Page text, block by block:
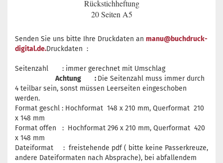
Rückstichheftung
20 Seiten A5
Senden Sie uns bitte Ihre Druckdaten an manu@buchdruck-
digital.de.Druckdaten :
Seitenzahl : immer gerechnet mit Umschlag
Achtung : Die Seitenzahl muss immer durch
4 teilbar sein, sonst müssen Leerseiten eingeschoben
werden.
Format geschl : Hochformat 148 x 210 mm, Querformat 210
x 148 mm
Format offen : Hochformat 296 x 210 mm, Querformat 420
x 148 mm
Dateiformat : freistehende pdf ( bitte keine Passerkreuze,
andere Dateiformaten nach Absprache), bei abfallendem